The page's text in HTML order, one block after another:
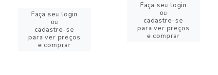
Faça seu login
ou
cadastre-se
para ver preços
e comprar
Faça seu login
ou
cadastre-se
para ver preços
e comprar